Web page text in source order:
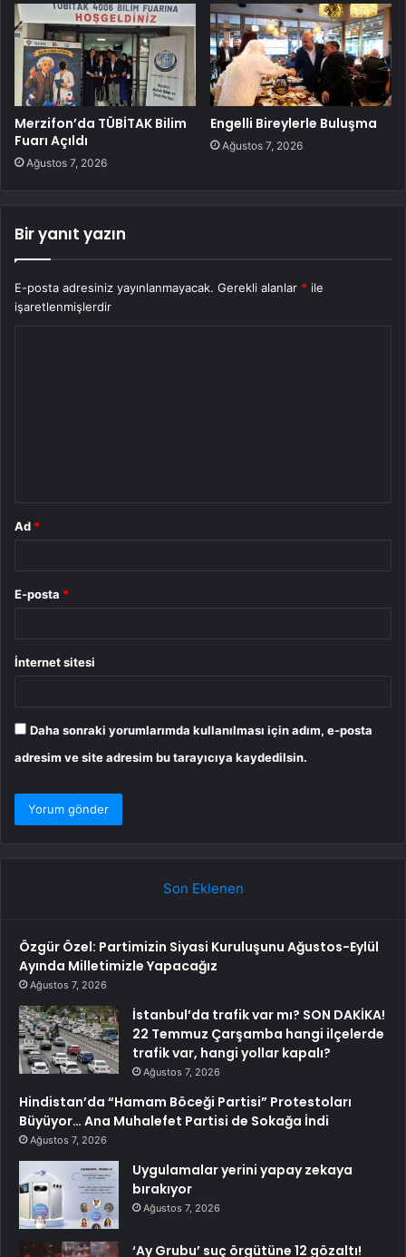
Merzifon’da TÜBİTAK Bilim
Fuarı Açıldı
Ağustos 7, 2026
Engelli Bireylerle Buluşma
Ağustos 7, 2026
Bir yanıt yazın
E-posta adresiniz yayınlanmayacak. Gerekli alanlar * ile
işaretlenmişlerdir
Ad *
E-posta *
İnternet sitesi
Daha sonraki yorumlarımda kullanılması için adım, e-posta
adresim ve site adresim bu tarayıcıya kaydedilsin.
Son Eklenen
Özgür Özel: Partimizin Siyasi Kuruluşunu Ağustos-Eylül
Ayında Milletimizle Yapacağız
Ağustos 7, 2026
İstanbul’da trafik var mı? SON DAKİKA!
22 Temmuz Çarşamba hangi ilçelerde
trafik var, hangi yollar kapalı?
Ağustos 7, 2026
Hindistan’da “Hamam Böceği Partisi” Protestoları
Büyüyor… Ana Muhalefet Partisi de Sokağa İndi
Ağustos 7, 2026
Uygulamalar yerini yapay zekaya
bırakıyor
Ağustos 7, 2026
‘Ay Grubu’ suç örgütüne 12 gözaltı!